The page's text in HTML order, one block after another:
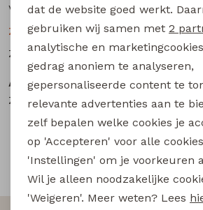
Rokken
Vrijdag
09:30 -
Zaterdag
09:30 -
Zondag
Aangepaste openingstijden
Zondags open bij elk evenement.
Snelle en
Marketing cookies
dat de website goed werkt.
gebruiken wij samen met 2
analytische en
gedrag anoniem te analyseren,
gepersonaliseerde content te
relevante advertenties aan te
zelf bepalen welke cookies je
op 'Accepteren' voor alle
'Instellingen' om je voorkeuren
Wil je alleen noodzakelijke
'Weigeren'. Meer weten? Lees